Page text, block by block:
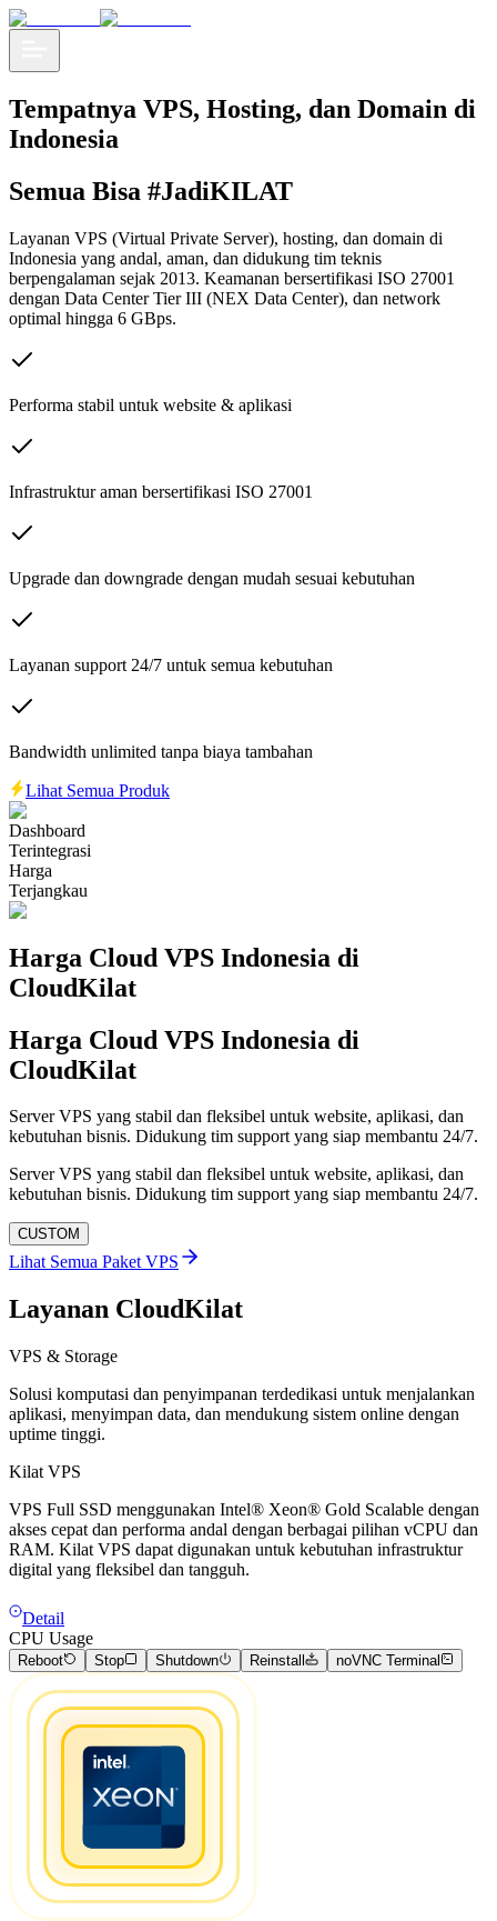
Tempatnya VPS, Hosting, dan Domain di
Indonesia
Semua Bisa #JadiKILAT
Layanan VPS (Virtual Private Server), hosting, dan domain di
Indonesia yang andal, aman, dan didukung tim teknis
berpengalaman sejak 2013. Keamanan bersertifikasi ISO 27001
dengan Data Center Tier III (NEX Data Center), dan network
optimal hingga 6 GBps.
Performa stabil untuk website & aplikasi
Infrastruktur aman bersertifikasi ISO 27001
Upgrade dan downgrade dengan mudah sesuai kebutuhan
Layanan support 24/7 untuk semua kebutuhan
Bandwidth unlimited tanpa biaya tambahan
Lihat Semua Produk
Dashboard
Terintegrasi
Harga
Terjangkau
Harga Cloud VPS Indonesia di
CloudKilat
Harga Cloud VPS Indonesia di
CloudKilat
Server VPS yang stabil dan fleksibel untuk website, aplikasi, dan
kebutuhan bisnis. Didukung tim support yang siap membantu 24/7.
Server VPS yang stabil dan fleksibel untuk website, aplikasi, dan
kebutuhan bisnis. Didukung tim support yang siap membantu 24/7.
CUSTOM
Lihat Semua Paket VPS
Layanan CloudKilat
VPS & Storage
Solusi komputasi dan penyimpanan terdedikasi untuk menjalankan
aplikasi, menyimpan data, dan mendukung sistem online dengan
uptime tinggi.
Kilat VPS
VPS Full SSD menggunakan Intel® Xeon® Gold Scalable dengan
akses cepat dan performa andal dengan berbagai pilihan vCPU dan
RAM. Kilat VPS dapat digunakan untuk kebutuhan infrastruktur
digital yang fleksibel dan tangguh.
Detail
CPU Usage
Reboot Stop Shutdown Reinstall noVNC Terminal